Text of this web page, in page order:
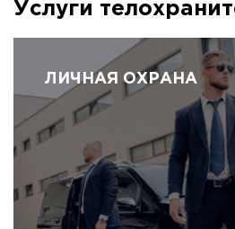
Услуги
ЛИЧНАЯ ОХРАНА